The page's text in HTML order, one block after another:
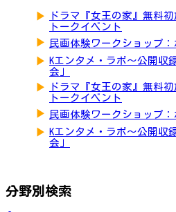
▶
ドラマ『女王の家』無料
トークイベント
▶ 民画体験ワークショップ
▶ Kエンタメ・ラボ～公開収
会」
▶
ドラマ『女王の家』無料
トークイベント
▶ 民画体験ワークショップ
▶ Kエンタメ・ラボ～公開収
会」
分野別検索